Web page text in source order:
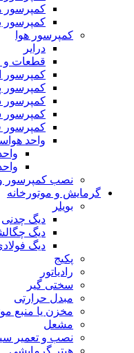
کمپرسور
کمپرسور
کمپرسور هوا
درایر
قطعات و
کمپرسور
کمپرسور
کمپرسور
کمپرسور
کمپرسور
واحد
نصب کمپرسور و
گرمایش و موتورخانه
بویلر
دیگ چدنی
دیگ
دیگ
پکیج
رادیاتور
سختی گیر
مبدل حرارتی
مخزن یا منبع
مشعل
نصب و تعمیر
هیتر گرمایشی